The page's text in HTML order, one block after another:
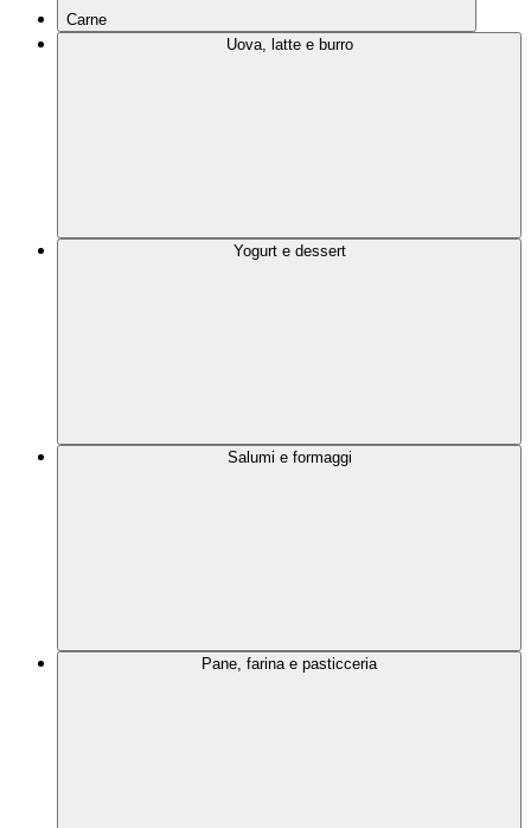
Carne
Uova, latte e burro
Yogurt e dessert
Salumi e formaggi
Pane, farina e pasticceria